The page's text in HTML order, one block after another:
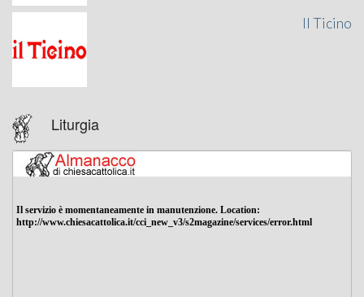
Il Ticino
Liturgia